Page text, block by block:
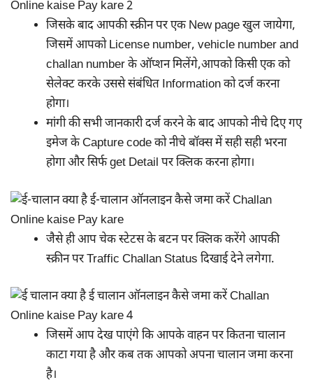
जिसके बाद आपकी स्क्रीन पर एक New page खुल जायेगा,
जिसमें आपको License number, vehicle number and
challan number के ऑप्शन मिलेंगे,आपको किसी एक को
सेलेक्ट करके उससे संबंधित Information को दर्ज करना
होगा।
मांगी की सभी जानकारी दर्ज करने के बाद आपको नीचे दिए गए
इमेज के Capture code को नीचे बॉक्स में सही सही भरना
होगा और सिर्फ get Detail पर क्लिक करना होगा।
जैसे ही आप चेक स्टेटस के बटन पर क्लिक करेंगे आपकी
स्क्रीन पर Traffic Challan Status दिखाई देने लगेगा.
जिसमें आप देख पाएंगे कि आपके वाहन पर कितना चालान
काटा गया है और कब तक आपको अपना चालान जमा करना
है।